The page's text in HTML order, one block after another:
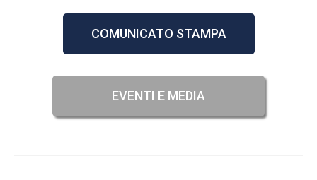
COMUNICATO STAMPA
EVENTI E MEDIA